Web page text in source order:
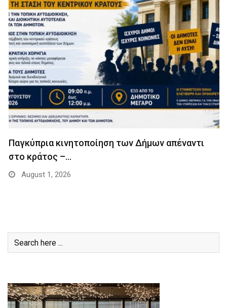
Παγκύπρια κινητοποίηση των Δήμων απέναντι
στο κράτος –…
August 1, 2026